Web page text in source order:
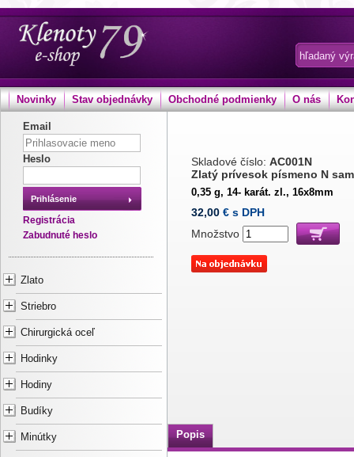
Novinky Stav objednávky Obchodné podmienky O nás
Email
Heslo
Prihlásenie
Registrácia
Zabudnuté heslo
Zlato
Striebro
Chirurgická oceľ
Hodinky
Hodiny
Budíky
Minútky
Skladové číslo: AC001N
Zlatý prívesok písmeno N
0,35 g, 14- karát. zl., 16x8mm
32,00 € s DPH
Množstvo
Popis